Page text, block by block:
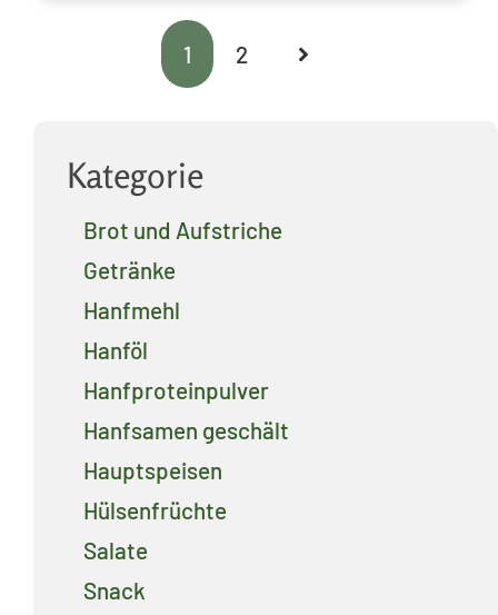
1 2
Kategorie
Brot und Aufstriche
Getränke
Hanfmehl
Hanföl
Hanfproteinpulver
Hanfsamen geschält
Hauptspeisen
Hülsenfrüchte
Salate
Snack